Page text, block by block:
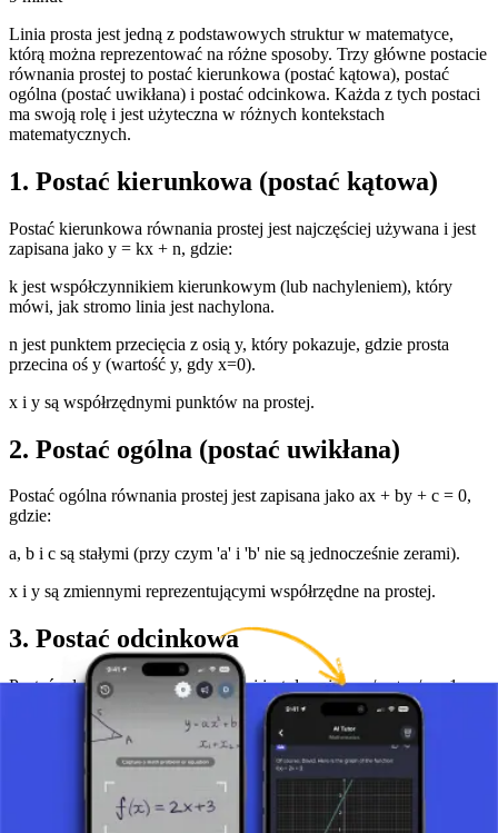
Linia prosta jest jedną z podstawowych struktur w matematyce,
którą można reprezentować na różne sposoby. Trzy główne postacie
równania prostej to postać kierunkowa (postać kątowa), postać
ogólna (postać uwikłana) i postać odcinkowa. Każda z tych postaci
ma swoją rolę i jest użyteczna w różnych kontekstach
matematycznych.
1. Postać kierunkowa (postać kątowa)
Postać kierunkowa równania prostej jest najczęściej używana i jest
zapisana jako y = kx + n, gdzie:
k jest współczynnikiem kierunkowym (lub nachyleniem), który
mówi, jak stromo linia jest nachylona.
n jest punktem przecięcia z osią y, który pokazuje, gdzie prosta
przecina oś y (wartość y, gdy x=0).
x i y są współrzędnymi punktów na prostej.
2. Postać ogólna (postać uwikłana)
Postać ogólna równania prostej jest zapisana jako ax + by + c = 0,
gdzie:
a, b i c są stałymi (przy czym 'a' i 'b' nie są jednocześnie zerami).
x i y są zmiennymi reprezentującymi współrzędne na prostej.
3. Postać odcinkowa
Postać odcinkowa równania prostej jest dana jako x/m + y/n = 1,
m jest punktem przecięcia z osią x (wartością x, gdzie prosta
przecina oś x, więc y=0).
n jest punktem przecięcia z osią y (wartością y, gdzie prosta przecina
oś y, więc x=0). (Ta postać jest ważna, gdy m != 0 i n != 0).